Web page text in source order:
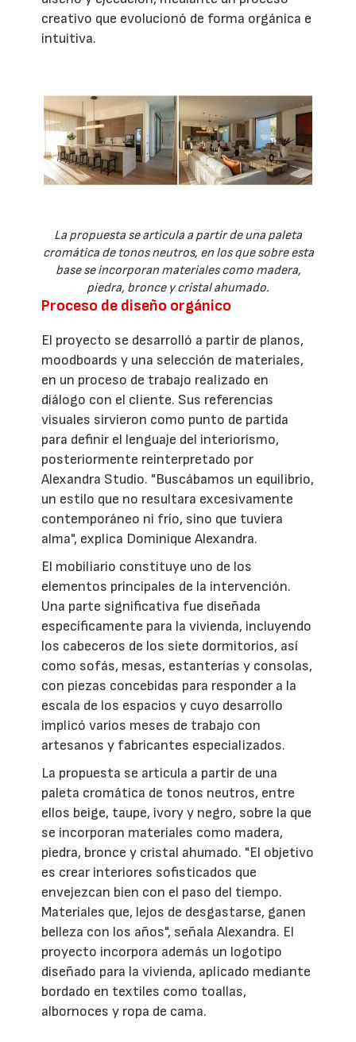
creativo que evolucionó de forma orgánica e
intuitiva.
La propuesta se articula a partir de una paleta
cromática de tonos neutros, en los que sobre esta
base se incorporan materiales como madera,
piedra, bronce y cristal ahumado.
Proceso de diseño orgánico
El proyecto se desarrolló a partir de planos,
moodboards y una selección de materiales,
en un proceso de trabajo realizado en
diálogo con el cliente. Sus referencias
visuales sirvieron como punto de partida
para definir el lenguaje del interiorismo,
posteriormente reinterpretado por
Alexandra Studio. "Buscábamos un equilibrio,
un estilo que no resultara excesivamente
contemporáneo ni frío, sino que tuviera
alma", explica Dominique Alexandra.
El mobiliario constituye uno de los
elementos principales de la intervención.
Una parte significativa fue diseñada
específicamente para la vivienda, incluyendo
los cabeceros de los siete dormitorios, así
como sofás, mesas, estanterías y consolas,
con piezas concebidas para responder a la
escala de los espacios y cuyo desarrollo
implicó varios meses de trabajo con
artesanos y fabricantes especializados.
La propuesta se articula a partir de una
paleta cromática de tonos neutros, entre
ellos beige, taupe, ivory y negro, sobre la que
se incorporan materiales como madera,
piedra, bronce y cristal ahumado. "El objetivo
es crear interiores sofisticados que
envejezcan bien con el paso del tiempo.
Materiales que, lejos de desgastarse, ganen
belleza con los años", señala Alexandra. El
proyecto incorpora además un logotipo
diseñado para la vivienda, aplicado mediante
bordado en textiles como toallas,
albornoces y ropa de cama.